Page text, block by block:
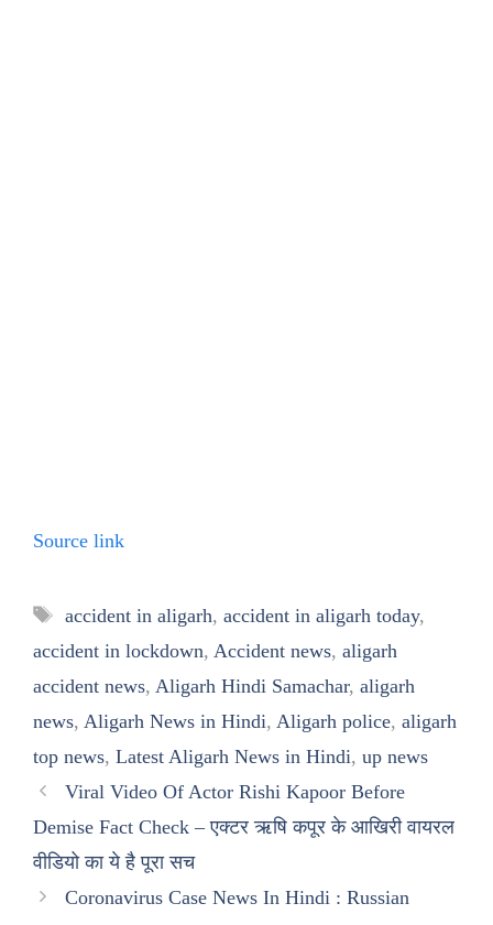
Source link
Tags
accident in aligarh, accident in aligarh today,
accident in lockdown, Accident news, aligarh
accident news, Aligarh Hindi Samachar, aligarh
news, Aligarh News in Hindi, Aligarh police, aligarh
top news, Latest Aligarh News in Hindi, up news
Viral Video Of Actor Rishi Kapoor Before
Demise Fact Check – एक्टर ऋषि कपूर के आखिरी वायरल
वीडियो का ये है पूरा सच
Coronavirus Case News In Hindi : Russian